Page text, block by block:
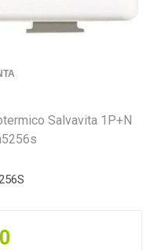
Salvavita 1P+N